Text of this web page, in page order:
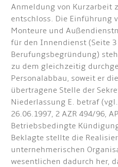
Anmeldung von Kurzarbeit
entschloss. Die Einführung
Monteure und
für den Innendienst (Seite 3
Berufungsbegründung)
zu dem gleichzeitig
Personalabbau, soweit er
übertragene Stelle der
Niederlassung E. betraf
26.06.1997, 2 AZR 494/96,
Betriebsbedingte
Beklagte stellte die
unternehmerischen
wesentlichen dadurch her,